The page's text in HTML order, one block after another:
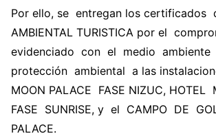
Por ello, se entregan los certificados
AMBIENTAL TURISTICA por el
evidenciado con el medio
protección ambiental a las
MOON PALACE FASE NIZUC, HOTEL
FASE SUNRISE, y el CAMPO DE
PALACE.